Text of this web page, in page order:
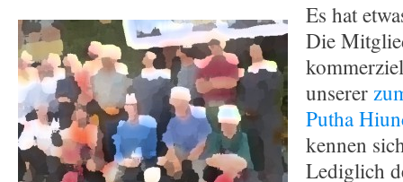
Es hat
Die
unserer
Putha
kennen
Lediglich